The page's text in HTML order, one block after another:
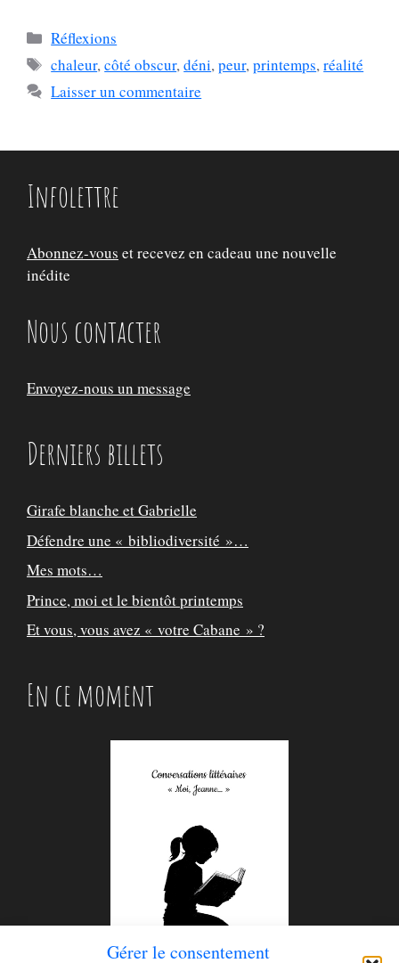
Gérer le consentement
Catégories
Réflexions
Étiquettes
chaleur,côté obscur,déni,peur,printemps,réalité
Laisser un commentaire
Infolettre
Abonnez-vous et recevez en cadeau une nouvelle
inédite
Nous contacter
Envoyez-nous un message
Derniers billets
Girafe blanche et Gabrielle
Défendre une « bibliodiversité »…
Mes mots…
Prince, moi et le bientôt printemps
Et vous, vous avez « votre Cabane » ?
En ce moment